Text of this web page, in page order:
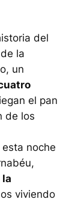
del
la
un
el pan
de los
noche
viviendo